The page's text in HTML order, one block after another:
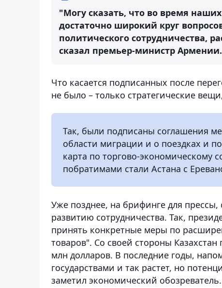
"Могу сказать, что во время
достаточно широкий круг
политического сотрудничества,
сказал премьер-министр Армении.
Что касается подписанных после
не было – только стратегические
Так, были подписаны соглашения
области миграции и о поездках и
карта по торгово-экономическому
побратимами стали Астана с
Уже позднее, на брифинге для прессы,
развитию сотрудничества. Так,
принять конкретные меры по
товаров". Со своей стороны
млн долларов. В последние годы,
государствами и так растет, но
заметил экономический обозреватель.